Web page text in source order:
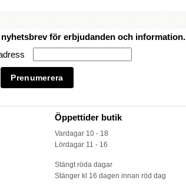
för erbjudanden och information.
Öppettider butik
Vardagar 10 - 18
Lördagar 11 - 16
Stängt röda dagar
Stänger kl 16 dagen innan röd dag